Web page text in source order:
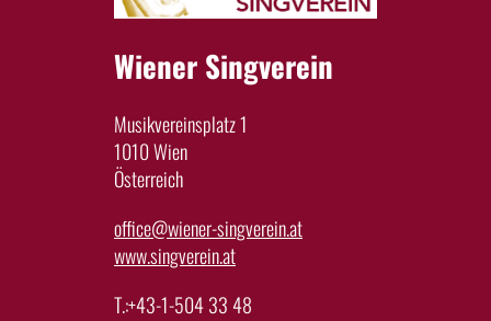
Wiener Singverein
Musikvereinsplatz 1
1010 Wien
Österreich
office@wiener-singverein.at
www.singverein.at
T.:+43-1-504 33 48